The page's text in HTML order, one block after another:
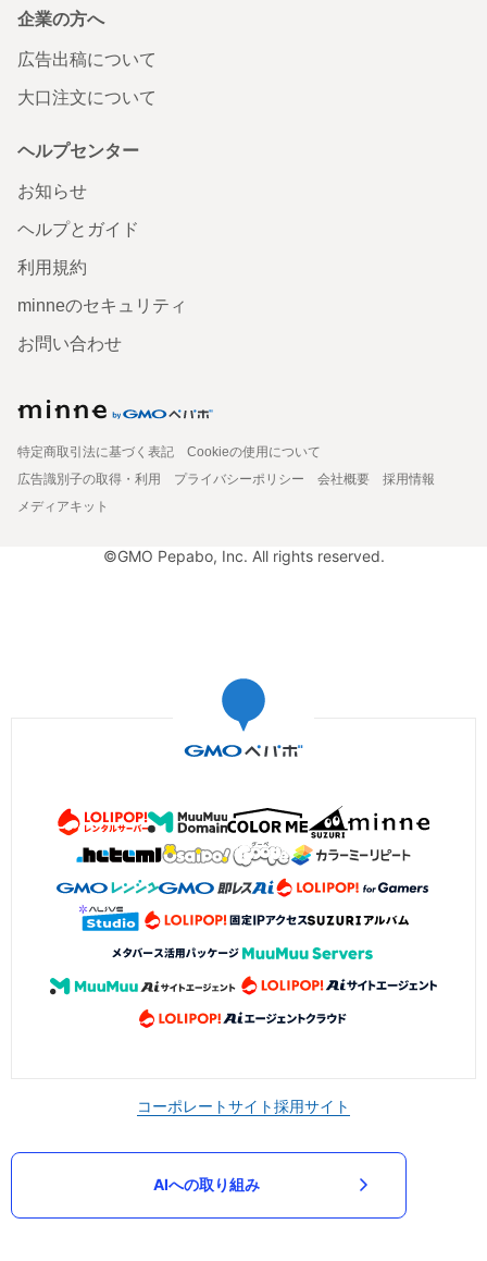
企業の方へ
広告出稿について
大口注文について
ヘルプセンター
お知らせ
ヘルプとガイド
利用規約
minneのセキュリティ
お問い合わせ
特定商取引法に基づく表記
Cookieの使用について
広告識別子の取得・利用
プライバシーポリシー 会社概要
採用情報
メディアキット
©GMO Pepabo, Inc. All rights reserved.
コーポレートサイト採用サイト
AIへの取り組み